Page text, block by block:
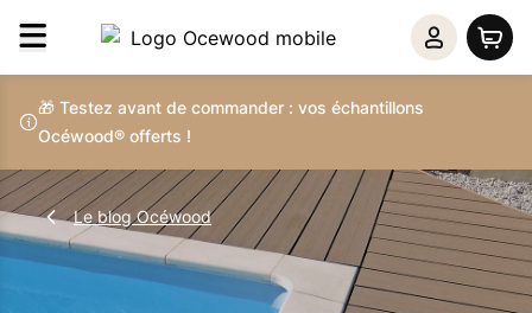
🎁 Testez avant de commander : vos échantillons
Océwood® offerts !
Le blog Océwood